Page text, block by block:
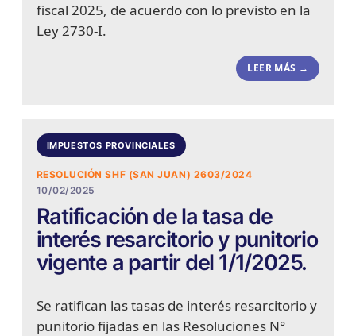
fiscal 2025, de acuerdo con lo previsto en la
Ley 2730-I.
LEER MÁS →
IMPUESTOS PROVINCIALES
RESOLUCIÓN SHF (SAN JUAN) 2603/2024
10/02/2025
Ratificación de la tasa de
interés resarcitorio y punitorio
vigente a partir del 1/1/2025.
Se ratifican las tasas de interés resarcitorio y
punitorio fijadas en las Resoluciones N°